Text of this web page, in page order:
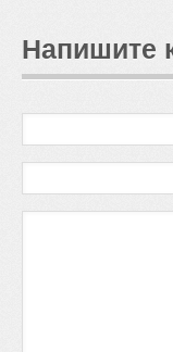
Напишите